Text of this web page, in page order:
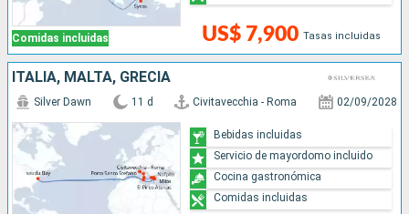
Comidas incluidas US$ 7,900 Tasas incluidas
ITALIA, MALTA, GRECIA
Silver Dawn 11 d Civitavecchia - Roma 02/09/2028
Bebidas incluidas
Servicio de mayordomo incluido
Cocina gastronómica
Comidas incluidas